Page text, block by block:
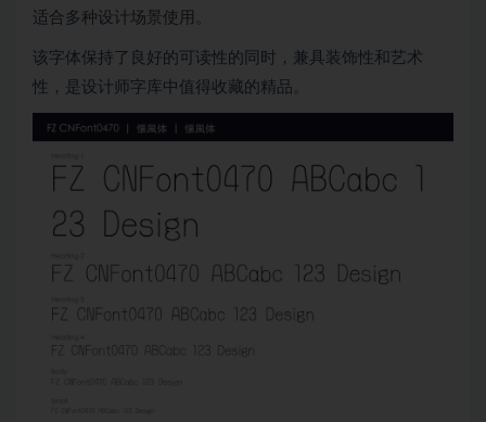
适合多种设计场景使用。
该字体保持了良好的可读性的同时，兼具装饰性和艺术
性，是设计师字库中值得收藏的精品。